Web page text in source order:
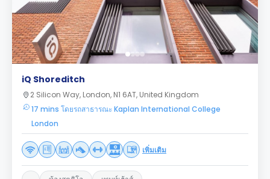
iQ Shoreditch
2 Silicon Way, London, N1 6AT, United Kingdom
17 mins โดยรถสาธารณะ Kaplan International College
London
เพิ่มเติม